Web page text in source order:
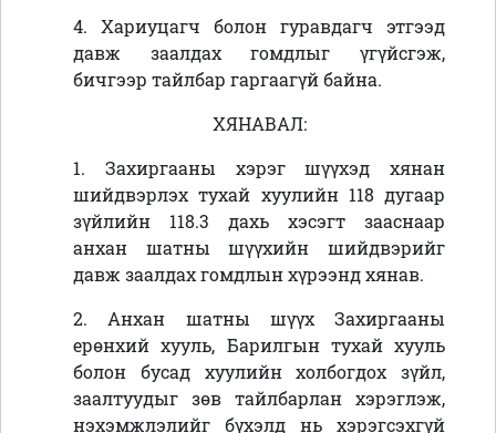
4. Хариуцагч болон гуравдагч этгээд
давж заалдах гомдлыг үгүйсгэж,
бичгээр тайлбар гаргаагүй байна.
ХЯНАВАЛ:
1. Захиргааны хэрэг шүүхэд хянан
шийдвэрлэх тухай хуулийн 118 дугаар
зүйлийн 118.3 дахь хэсэгт зааснаар
анхан шатны шүүхийн шийдвэрийг
давж заалдах гомдлын хүрээнд хянав.
2. Анхан шатны шүүх Захиргааны
ерөнхий хууль, Барилгын тухай хууль
болон бусад хуулийн холбогдох зүйл,
заалтуудыг зөв тайлбарлан хэрэглэж,
нэхэмжлэлийг бүхэлд нь хэрэгсэхгүй